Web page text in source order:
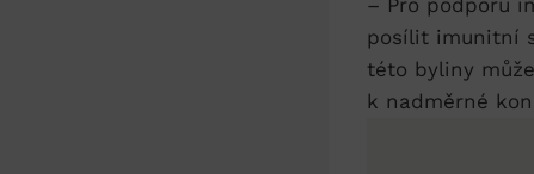
– Pro podporu
posílit imunitní
této byliny
k nadměrné